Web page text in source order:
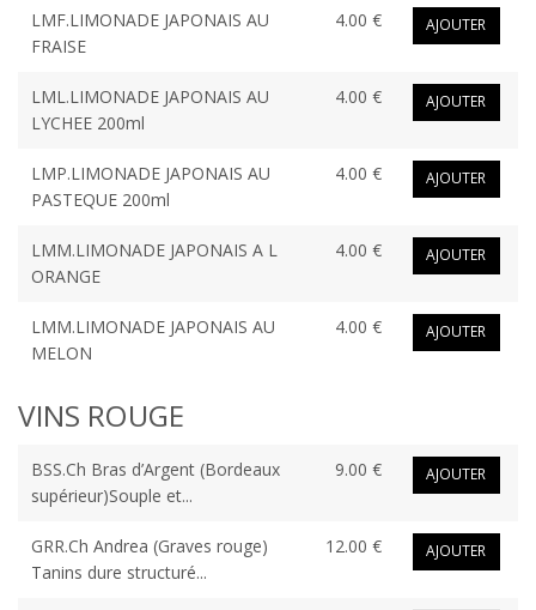
LMF.LIMONADE JAPONAIS AU
FRAISE
4.00 € AJOUTER
LML.LIMONADE JAPONAIS AU
LYCHEE 200ml
4.00 € AJOUTER
LMP.LIMONADE JAPONAIS AU
PASTEQUE 200ml
4.00 € AJOUTER
LMM.LIMONADE JAPONAIS A L
ORANGE
4.00 € AJOUTER
LMM.LIMONADE JAPONAIS AU
MELON
4.00 € AJOUTER
VINS ROUGE
BSS.Ch Bras d’Argent (Bordeaux
supérieur)Souple et...
9.00 € AJOUTER
GRR.Ch Andrea (Graves rouge)
Tanins dure structuré...
12.00 € AJOUTER